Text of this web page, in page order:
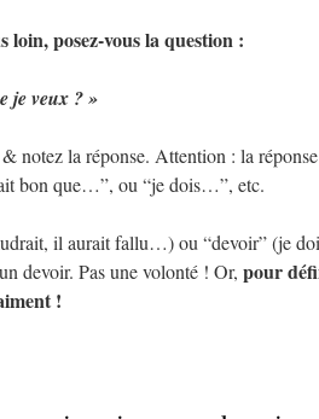
loin, posez-vous la question :
je veux ? »
notez la réponse. Attention : la
bon que…”, ou “je dois…”, etc.
il aurait fallu…) ou “devoir” (je
devoir. Pas une volonté ! Or, pour
!